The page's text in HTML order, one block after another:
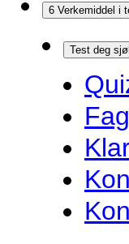
6 Verkemiddel i
Test deg